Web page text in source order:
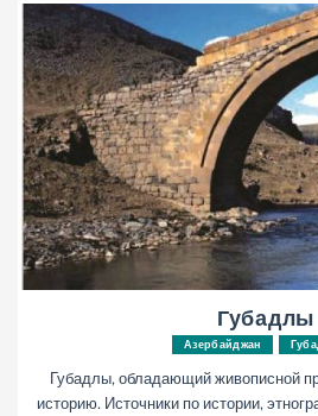
Губадлы
Азербайджан
Губадлы, обладающий живописной
историю. Источники по истории,